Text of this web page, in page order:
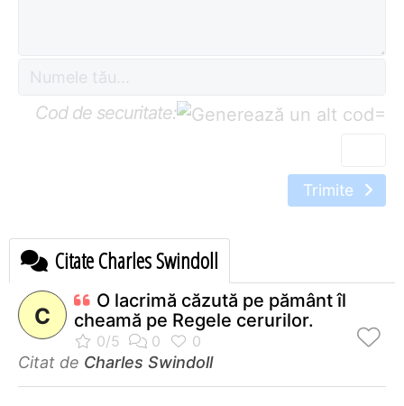
Cod de securitate: =
Trimite
Citate Charles Swindoll
C
O lacrimă căzută pe pământ îl
cheamă pe Regele cerurilor.
Citat de Charles Swindoll